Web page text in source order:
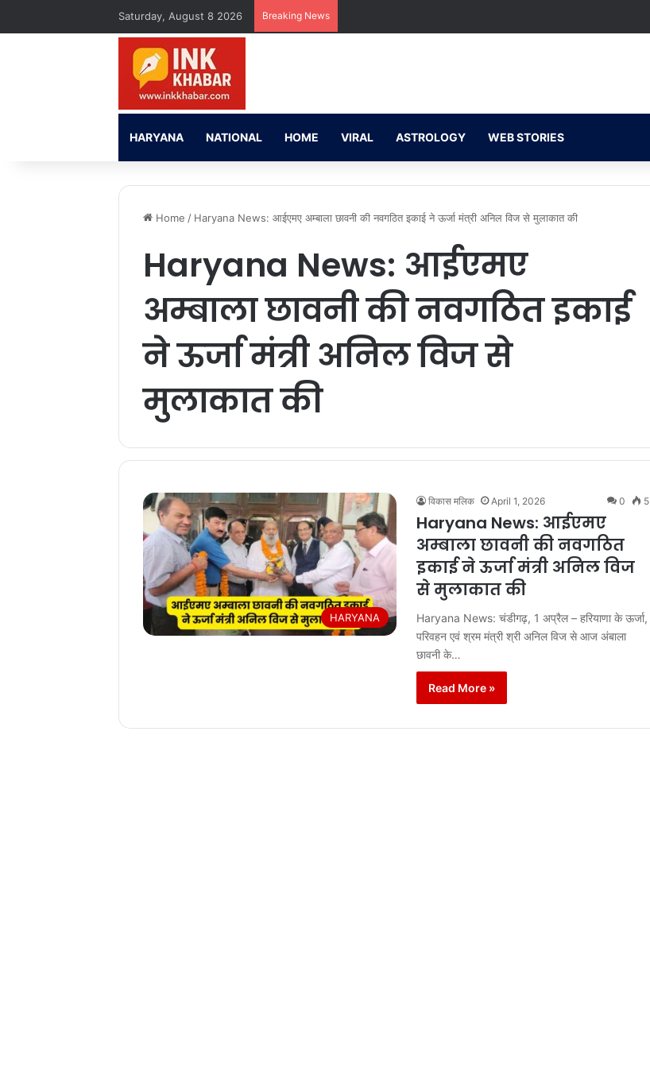
Saturday, August 8 2026 Breaking News
HARYANA NATIONAL HOME VIRAL ASTROLOGY WEB STORIES
Home / Haryana News: आईएमए अम्बाला छावनी की नवगठित इकाई ने ऊर्जा मंत्री अनिल विज से मुलाकात की
Haryana News: आईएमए
अम्बाला छावनी की नवगठित इकाई
ने ऊर्जा मंत्री अनिल विज से
मुलाकात की
HARYANA
विकास मलिक April 1, 2026 0 5
Haryana News: आईएमए
अम्बाला छावनी की नवगठित
इकाई ने ऊर्जा मंत्री अनिल विज
से मुलाकात की
Haryana News: चंडीगढ़, 1 अप्रैल – हरियाणा के ऊर्जा,
परिवहन एवं श्रम मंत्री श्री अनिल विज से आज अंबाला
छावनी के…
Read More »